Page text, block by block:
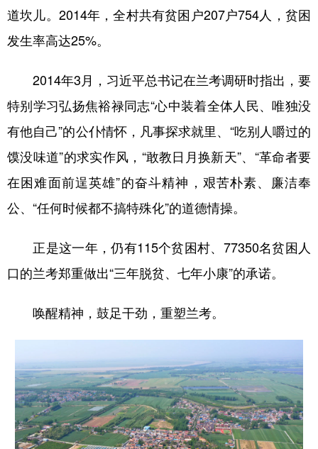
道坎儿。2014年，全村共有贫困户207户754人，贫困
发生率高达25%。
2014年3月，习近平总书记在兰考调研时指出，要
特别学习弘扬焦裕禄同志“心中装着全体人民、唯独没
有他自己”的公仆情怀，凡事探求就里、“吃别人嚼过的
馍没味道”的求实作风，“敢教日月换新天”、“革命者要
在困难面前逞英雄”的奋斗精神，艰苦朴素、廉洁奉
公、“任何时候都不搞特殊化”的道德情操。
正是这一年，仍有115个贫困村、77350名贫困人
口的兰考郑重做出“三年脱贫、七年小康”的承诺。
唤醒精神，鼓足干劲，重塑兰考。